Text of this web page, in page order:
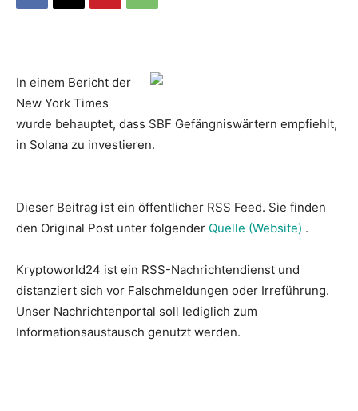
In einem Bericht der
New York Times
wurde behauptet, dass SBF Gefängniswärtern empfiehlt,
in Solana zu investieren.
Dieser Beitrag ist ein öffentlicher RSS Feed. Sie finden
den Original Post unter folgender Quelle (Website) .
Kryptoworld24 ist ein RSS-Nachrichtendienst und
distanziert sich vor Falschmeldungen oder Irreführung.
Unser Nachrichtenportal soll lediglich zum
Informationsaustausch genutzt werden.